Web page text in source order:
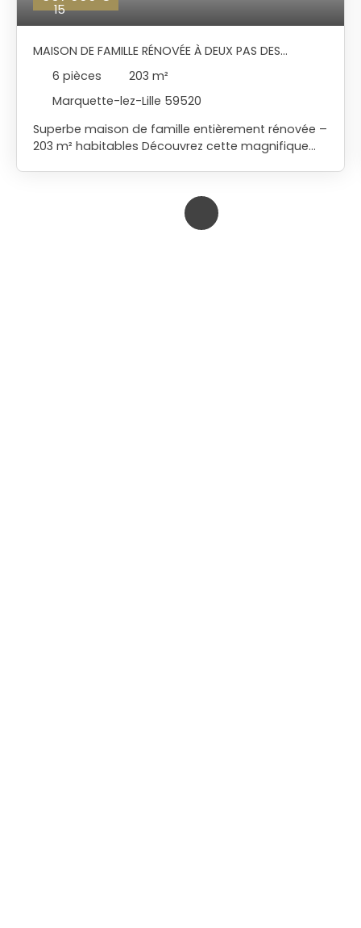
15
MAISON DE FAMILLE RÉNOVÉE À DEUX PAS DES
COMMERCES
6 pièces 203 m²
Marquette-lez-Lille 59520
Superbe maison de famille entièrement rénovée –
203 m² habitables Découvrez cette magnifique
prestations de qualité. Dès l'entrée, vous serez
séduits par un hall accueillant desservant un
bureau, ainsi qu'une vaste cuisine conviviale